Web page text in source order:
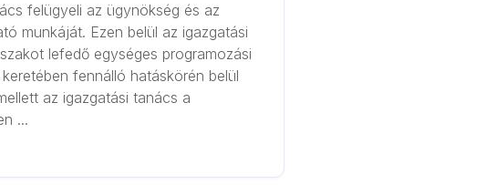
felügyeli az ügynökség és az
munkáját. Ezen belül az igazgatási
lefedő egységes programozási
fennálló hatáskörén belül
az igazgatási tanács a
...